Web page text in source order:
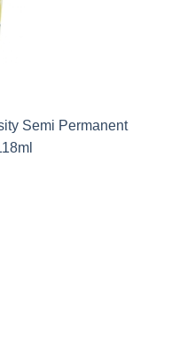
Semi Permanent